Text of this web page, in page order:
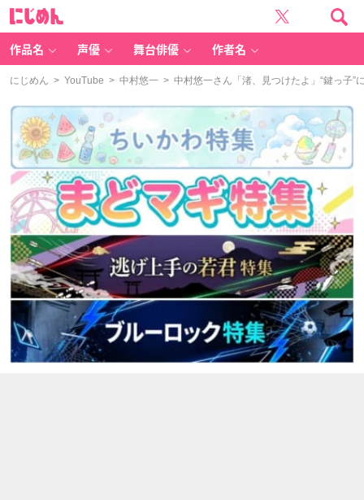
作品名 声優 舞台俳優 作者名
にじめん > YouTube > 中村悠一 > 中村悠一さん「渚、見つけたよ」“鍵っ子”